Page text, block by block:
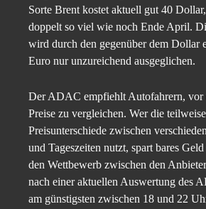
Sorte Brent kostet aktuell gut 40
doppelt so viel wie noch Ende April.
wird durch den gegenüber dem Dollar
Euro nur unzureichend ausgeglichen.
Der ADAC empfiehlt Autofahrern, vor
Preise zu vergleichen. Wer die
Preisunterschiede zwischen
und Tageszeiten nutzt, spart bares
den Wettbewerb zwischen den
nach einer aktuellen Auswertung des
am günstigsten zwischen 18 und 22